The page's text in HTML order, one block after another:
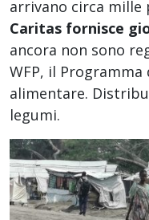
arrivano circa mille
Caritas fornisce
ancora non sono
WFP, il Programma
alimentare.
legumi.